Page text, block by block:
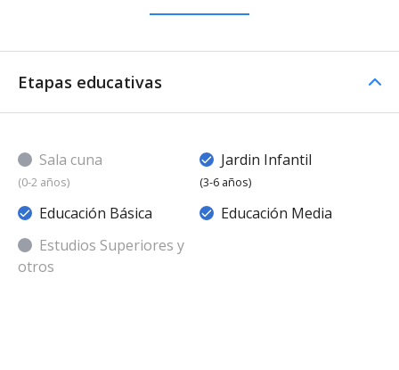
Etapas educativas
Sala cuna
(0-2 años)
Jardin Infantil
(3-6 años)
Educación Básica
Educación Media
Estudios Superiores y
otros